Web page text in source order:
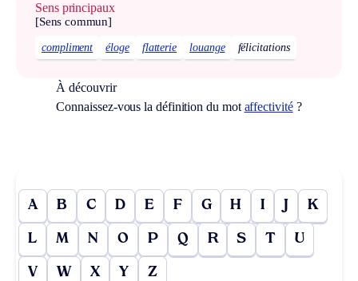
Sens principaux
[Sens commun]
compliment éloge flatterie louange félicitations
À découvrir
Connaissez-vous la définition du mot affectivité?
A B C D E F G H I J K
L M N O P Q R S T U
V W X Y Z